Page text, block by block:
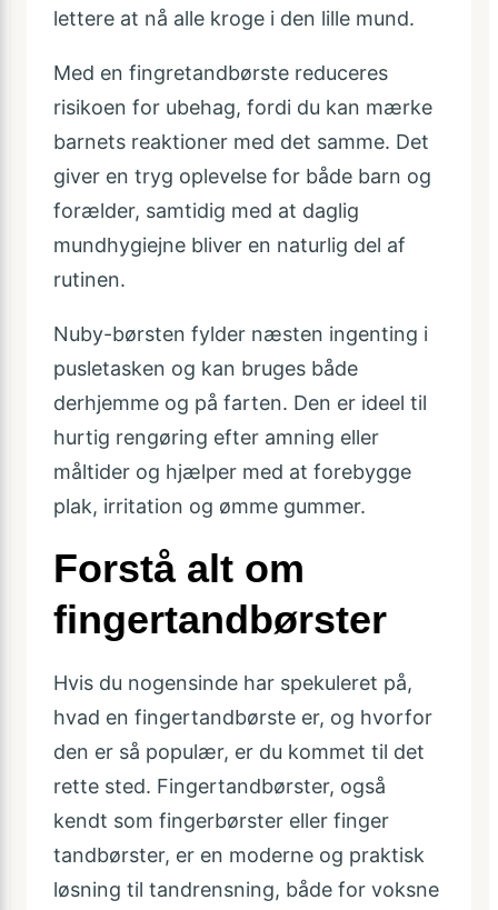
lettere at nå alle kroge i den lille mund.
Med en fingretandbørste reduceres
risikoen for ubehag, fordi du kan mærke
barnets reaktioner med det samme. Det
giver en tryg oplevelse for både barn og
forælder, samtidig med at daglig
mundhygiejne bliver en naturlig del af
rutinen.
Nuby-børsten fylder næsten ingenting i
pusletasken og kan bruges både
derhjemme og på farten. Den er ideel til
hurtig rengøring efter amning eller
måltider og hjælper med at forebygge
plak, irritation og ømme gummer.
Forstå alt om
fingertandbørster
Hvis du nogensinde har spekuleret på,
hvad en fingertandbørste er, og hvorfor
den er så populær, er du kommet til det
rette sted. Fingertandbørster, også
kendt som fingerbørster eller finger
tandbørster, er en moderne og praktisk
løsning til tandrensning, både for voksne